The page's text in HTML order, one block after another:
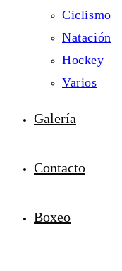
Ciclismo
Natación
Hockey
Varios
Galería
Contacto
Boxeo